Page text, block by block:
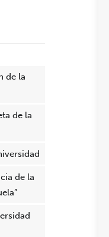
de la
de la
de la